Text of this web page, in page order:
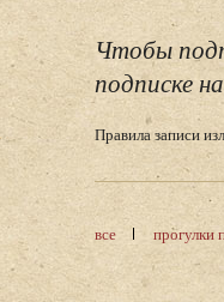
Чтобы
подписке
Правила записи
все прогулки